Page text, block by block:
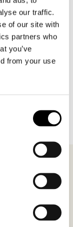
our traffic.
of our site with
partners who
you’ve
from your use